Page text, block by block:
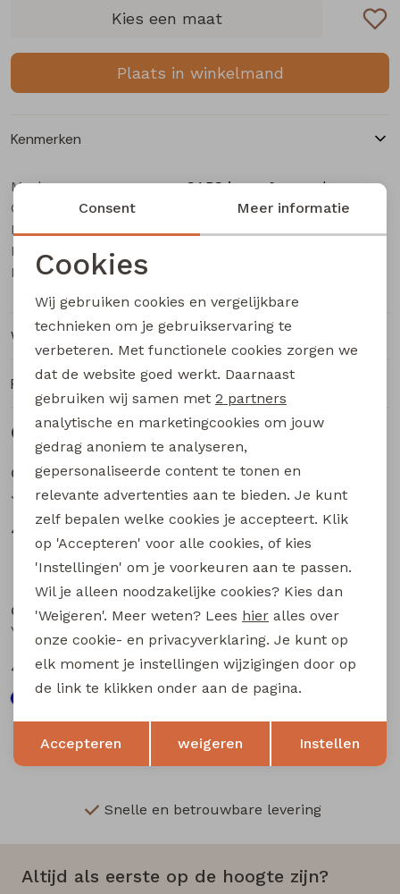
Bermuda's
Kies een maat
Plaats in winkelmand
Kenmerken
Merk
CARS jeans & casuals
Categorie
Heren buiten jack
Leverancierscode
Yetur
Bestelcode
Kleur
Winkelvoorraad
Ruilen en retourneren
Gerelateerde producten
CARS jeans & casuals
Jorym heren buiten jack army groen
40,00
79,99
CARS jeans & casuals
40,00
79,99
Sale
CARS jeans & casuals
40,00
79,99
CARS jeans & casuals
35,00 69,99
Snelle en betrouwbare levering
Altijd als eerste op de hoogte zijn?
Noodzakelijke cookies
Analytische cookies
Marketing cookies
Terug Opslaan
Consent Meer informatie
Cookies
Wij gebruiken cookies en vergelijkbare
technieken om je gebruikservaring te
verbeteren. Met functionele cookies zorgen we
dat de website goed werkt. Daarnaast
gebruiken wij samen met 2 partners
analytische en marketingcookies om jouw
gedrag anoniem te analyseren,
gepersonaliseerde content te tonen en
relevante advertenties aan te bieden. Je kunt
zelf bepalen welke cookies je accepteert. Klik
op 'Accepteren' voor alle cookies, of kies
'Instellingen' om je voorkeuren aan te passen.
Wil je alleen noodzakelijke cookies? Kies dan
'Weigeren'. Meer weten? Lees hier alles over
onze cookie- en privacyverklaring. Je kunt op
elk moment je instellingen wijzigingen door op
de link te klikken onder aan de pagina.
Accepteren weigeren Instellen